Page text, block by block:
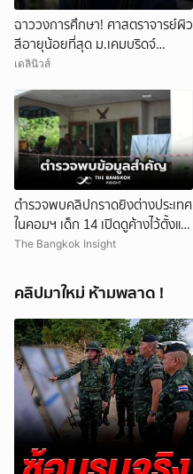
ฉาววงการศึกษา! ศาสตราจารย์ผิว
สีอายุน้อยที่สุด ม.เคมบริดจ์
ประกาศลาออกหลังเผชิญข้อกล่าว
เดลินิวส์
ตำรวจพบคลิปกราดยิงต่างประเทศ
ในคอมฯ เด็ก 14 เปิดดูค้างไว้ตั้งแต่
วันที่ 30 ก.ค.
The Bangkok Insight
คลิปมาใหม่ ห้ามพลาด !